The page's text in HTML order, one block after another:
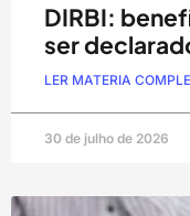
DIRBI:
ser
LER MATERIA
30 de julho de 2026